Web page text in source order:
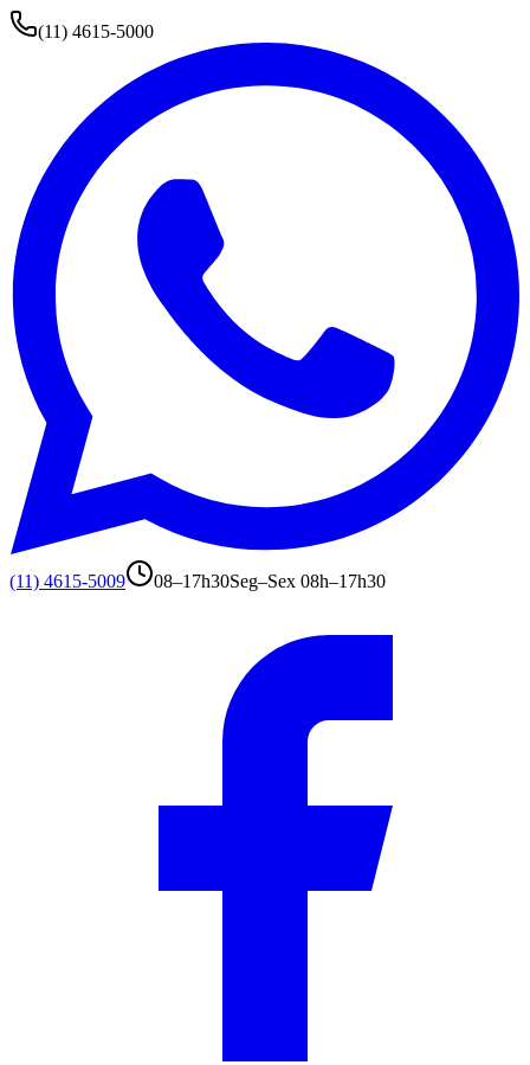
(11) 4615-5000
(11) 4615-5009 08–17h30Seg–Sex 08h–17h30